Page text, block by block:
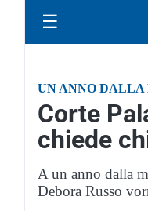
☰
UN ANNO DALLA
Corte
chiede
A un anno dalla
Debora Russo